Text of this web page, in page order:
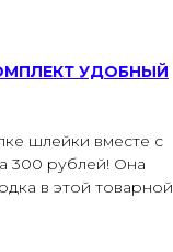
УДОБНЫЙ
шлейки вместе с
300 рублей! Она
в этой товарной